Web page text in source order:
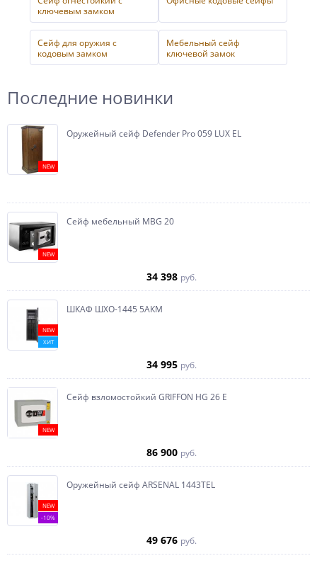
ключевым замком
Сейф для оружия с
кодовым замком
Мебельный сейф
ключевой замок
Последние новинки
NEW
Оружейный сейф Defender Pro 059 LUX EL
NEW
Сейф мебельный MBG 20
34 398 руб.
NEW
ХИТ
ШКАФ ШХО-1445 5АКМ
34 995 руб.
NEW
Сейф взломостойкий GRIFFON HG 26 E
86 900 руб.
NEW
-10%
Оружейный сейф ARSENAL 1443ТEL
49 676 руб.